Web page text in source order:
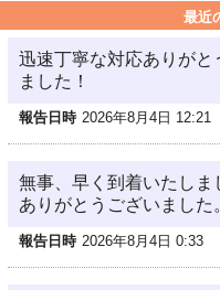
最近
迅速丁寧な対応ありがと
ました！
報告日時 2026年8月4日 12:21
無事、早く到着いたしま
ありがとうございました
報告日時 2026年8月4日 0:33